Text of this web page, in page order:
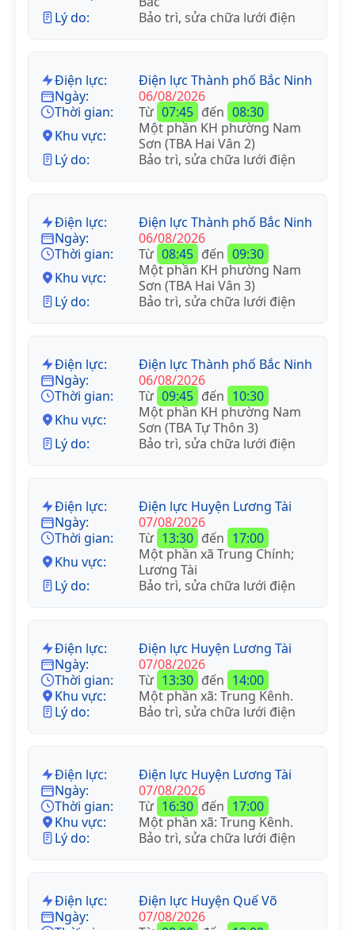
Lý do:
Bảo trì, sửa chữa lưới điện
Điện lực:
Điện lực Thành phố Bắc Ninh
Ngày:
06/08/2026
Thời gian:
Từ 07:45 đến 08:30
Khu vực:
Một phần KH phường Nam
Sơn (TBA Hai Vân 2)
Lý do:
Bảo trì, sửa chữa lưới điện
Điện lực:
Điện lực Thành phố Bắc Ninh
Ngày:
06/08/2026
Thời gian:
Từ 08:45 đến 09:30
Khu vực:
Một phần KH phường Nam
Sơn (TBA Hai Vân 3)
Lý do:
Bảo trì, sửa chữa lưới điện
Điện lực:
Điện lực Thành phố Bắc Ninh
Ngày:
06/08/2026
Thời gian:
Từ 09:45 đến 10:30
Khu vực:
Một phần KH phường Nam
Sơn (TBA Tự Thôn 3)
Lý do:
Bảo trì, sửa chữa lưới điện
Điện lực:
Điện lực Huyện Lương Tài
Ngày:
07/08/2026
Thời gian:
Từ 13:30 đến 17:00
Khu vực:
Một phần xã Trung Chính;
Lương Tài
Lý do:
Bảo trì, sửa chữa lưới điện
Điện lực:
Điện lực Huyện Lương Tài
Ngày:
07/08/2026
Thời gian:
Từ 13:30 đến 14:00
Khu vực:
Một phần xã: Trung Kênh.
Lý do:
Bảo trì, sửa chữa lưới điện
Điện lực:
Điện lực Huyện Lương Tài
Ngày:
07/08/2026
Thời gian:
Từ 16:30 đến 17:00
Khu vực:
Một phần xã: Trung Kênh.
Lý do:
Bảo trì, sửa chữa lưới điện
Điện lực:
Điện lực Huyện Quế Võ
Ngày:
07/08/2026